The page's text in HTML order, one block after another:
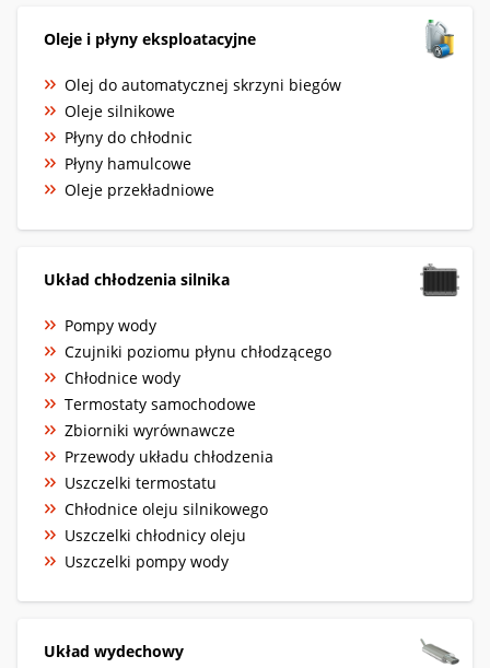
Oleje i płyny eksploatacyjne
Olej do automatycznej skrzyni biegów
Oleje silnikowe
Płyny do chłodnic
Płyny hamulcowe
Oleje przekładniowe
Układ chłodzenia silnika
Pompy wody
Czujniki poziomu płynu chłodzącego
Chłodnice wody
Termostaty samochodowe
Zbiorniki wyrównawcze
Przewody układu chłodzenia
Uszczelki termostatu
Chłodnice oleju silnikowego
Uszczelki chłodnicy oleju
Uszczelki pompy wody
Układ wydechowy